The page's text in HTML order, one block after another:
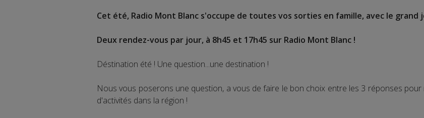
Cet été, Radio Mont Blanc s'occupe de toutes vos sorties en famille, avec le grand
Deux rendez-vous par jour, à 8h45 et 17h45 sur Radio Mont Blanc !
Déstination été ! Une question...une destination !
Nous vous poserons une question, a vous de faire le bon choix entre les 3 réponses
d'activités dans la région !